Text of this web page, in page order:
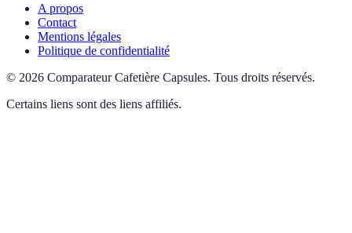
A propos
Contact
Mentions légales
Politique de confidentialité
© 2026 Comparateur Cafetière Capsules. Tous droits réservés.
Certains liens sont des liens affiliés.